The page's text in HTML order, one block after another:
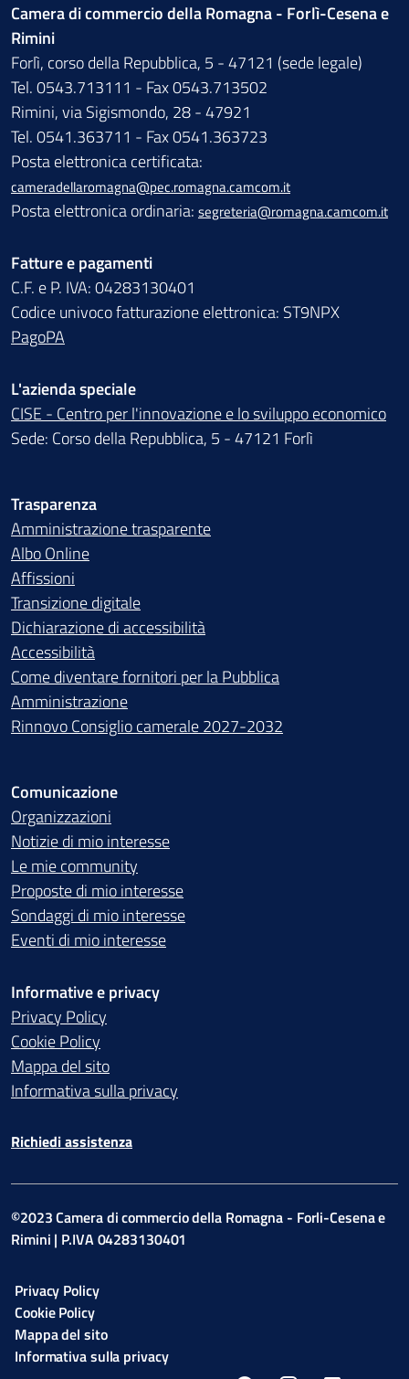
Camera di commercio della Romagna - Forlì-Cesena e
Rimini
Forlì, corso della Repubblica, 5 - 47121 (sede legale)
Tel. 0543.713111 - Fax 0543.713502
Rimini, via Sigismondo, 28 - 47921
Tel. 0541.363711 - Fax 0541.363723
Posta elettronica certificata:
cameradellaromagna@pec.romagna.camcom.it
Posta elettronica ordinaria: segreteria@romagna.camcom.it
Fatture e pagamenti
C.F. e P. IVA: 04283130401
Codice univoco fatturazione elettronica: ST9NPX
PagoPA
L'azienda speciale
CISE - Centro per l'innovazione e lo sviluppo economico
Sede: Corso della Repubblica, 5 - 47121 Forlì
Trasparenza
Amministrazione trasparente
Albo Online
Affissioni
Transizione digitale
Dichiarazione di accessibilità
Accessibilità
Come diventare fornitori per la Pubblica
Amministrazione
Rinnovo Consiglio camerale 2027-2032
Comunicazione
Organizzazioni
Notizie di mio interesse
Le mie community
Proposte di mio interesse
Sondaggi di mio interesse
Eventi di mio interesse
Informative e privacy
Privacy Policy
Cookie Policy
Mappa del sito
Informativa sulla privacy
Richiedi assistenza
©2023 Camera di commercio della Romagna - Forli-Cesena e
Rimini | P.IVA 04283130401
Privacy Policy
Cookie Policy
Mappa del sito
Informativa sulla privacy